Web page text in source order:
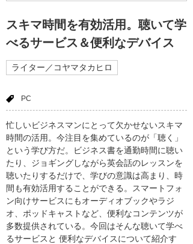
スキマ時間を有効活用。聴いて学
べるサービス＆便利なデバイス
ライター／コヤマタカヒロ
PC
忙しいビジネスマンにとって欠かせないスキマ
時間の活用。今注目を集めているのが「聴く」
という学び方だ。ビジネス書を通勤時間に聴い
たり、ジョギングしながら英会話のレッスンを
聴いたりするだけで、学びの意識は高まり、時
間も有効活用することができる。スマートフォ
ン向けサービスにもオーディオブックやラジ
オ、ポッドキャストなど、便利なコンテンツが
多数提供されている。今回はそんな聴いて学べ
るサービスと 便利なデバイスについて紹介す